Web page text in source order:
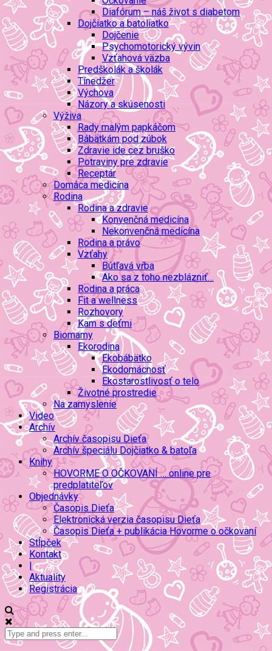
Diafórum – náš život s diabetom
Dojčiatko a batoliatko
Dojčenie
Psychomotorický vývin
Vzťahová väzba
Predškolák a školák
Tínedžer
Výchova
Názory a skúsenosti
Výživa
Rady malým papkáčom
Bábätkám pod zúbok
Zdravie ide cez bruško
Potraviny pre zdravie
Receptár
Domáca medicína
Rodina
Rodina a zdravie
Konvenčná medicína
Nekonvenčná medicína
Rodina a právo
Vzťahy
Bútľavá vŕba
Ako sa z toho nezblázniť…
Rodina a práca
Fit a wellness
Rozhovory
Kam s deťmi
Biomamy
Ekorodina
Ekobábätko
Ekodomácnosť
Ekostarostlivosť o telo
Životné prostredie
Na zamyslenie
Video
Archív
Archív časopisu Dieťa
Archív špeciálu Dojčiatko & batoľa
Knihy
HOVORME O OČKOVANÍ … online pre
predplatiteľov
Objednávky
Časopis Dieťa
Elektronická verzia časopisu Dieťa
Časopis Dieťa + publikácia Hovorme o očkovaní
Stĺpček
Kontakt
|
Aktuality
Registrácia